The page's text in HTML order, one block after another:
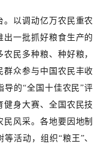
。以调动亿万农民重农
出一批抓好粮食生产的
民多种粮、种好粮，
群众参与中国农民丰收
导的“全国十佳农民”评
健身大赛、全国农民技
风采。各地要因地制
活动，组织“粮王”、